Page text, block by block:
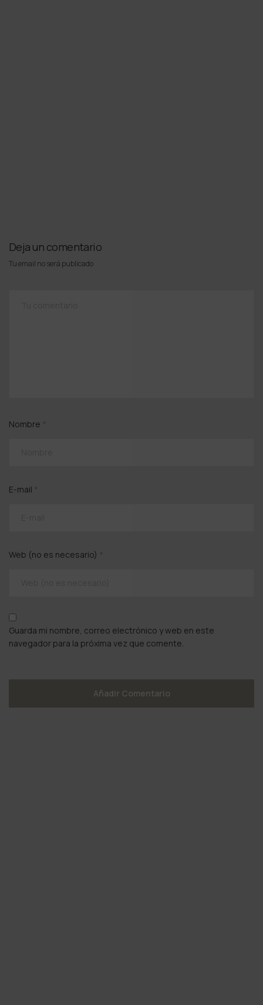
Deja un comentario
Tu email no será publicado
Nombre
E-mail
Web (no es necesario)
Guarda mi nombre, correo electrónico y web en este
navegador para la próxima vez que comente.